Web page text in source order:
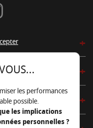
les performances
possible.
les implications
personnelles ?